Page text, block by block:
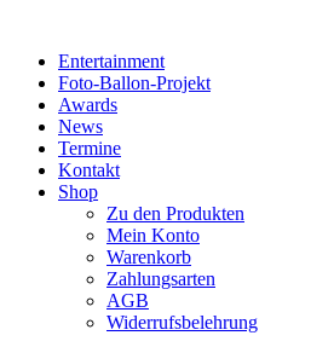
wechselnEntertainment
Foto-Ballon-Projekt
Awards
News
Termine
Kontakt
Shop
Zu den Produkten
Mein Konto
Warenkorb
Zahlungsarten
AGB
Widerrufsbelehrung